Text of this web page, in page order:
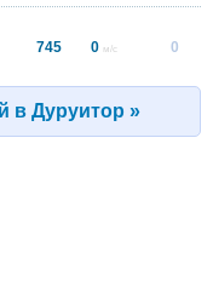
745 0 м/с 0
в Дуруитор »